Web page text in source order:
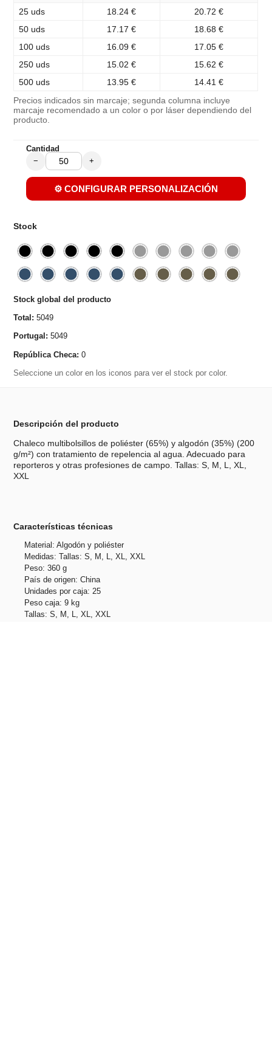
25 uds
18.24 €
20.72 €
50 uds
17.17 €
18.68 €
100 uds
16.09 €
17.05 €
250 uds
15.02 €
15.62 €
500 uds
13.95 € 14.41 €
Precios indicados sin marcaje; segunda columna incluye
marcaje recomendado a un color o por láser dependiendo del
producto.
Cantidad
− +
⚙️ CONFIGURAR PERSONALIZACIÓN
Stock
Stock global del producto
Total: 5049
Portugal: 5049
República Checa: 0
Seleccione un color en los iconos para ver el stock por color.
Descripción del producto
Chaleco multibolsillos de poliéster (65%) y algodón (35%) (200
g/m²) con tratamiento de repelencia al agua. Adecuado para
reporteros y otras profesiones de campo. Tallas: S, M, L, XL,
XXL
Características técnicas
Material: Algodón y poliéster
Medidas: Tallas: S, M, L, XL, XXL
Peso: 360 g
País de origen: China
Unidades por caja: 25
Peso caja: 9 kg
Tallas: S, M, L, XL, XXL